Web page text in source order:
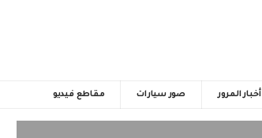
أخبار المرور صور سيارات مقاطع فيديو